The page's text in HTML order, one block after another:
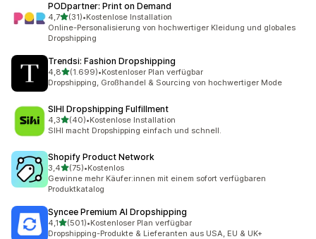
PODpartner: Print on Demand
4,7von 5 Sternen
(31)
31 Rezensionen insgesamt
•Kostenlose Installation
Online-Personalisierung von hochwertiger Kleidung und globales
Dropshipping
Trendsi: Fashion Dropshipping
4,8von 5 Sternen
(1.699)
1699 Rezensionen insgesamt
•Kostenloser Plan verfügbar
Dropshipping, Großhandel & Sourcing von hochwertiger Mode
SIHI Dropshipping Fulfillment
4,3von 5 Sternen
(40)
40 Rezensionen insgesamt
•Kostenlose Installation
SIHI macht Dropshipping einfach und schnell.
Shopify Product Network
3,4von 5 Sternen
(75)
75 Rezensionen insgesamt
•Kostenlos
Gewinne mehr Käufer:innen mit einem sofort verfügbaren
Produktkatalog
Syncee Premium AI Dropshipping
4,1von 5 Sternen
(501)
501 Rezensionen insgesamt
•Kostenloser Plan verfügbar
Dropshipping-Produkte & Lieferanten aus USA, EU & UK+